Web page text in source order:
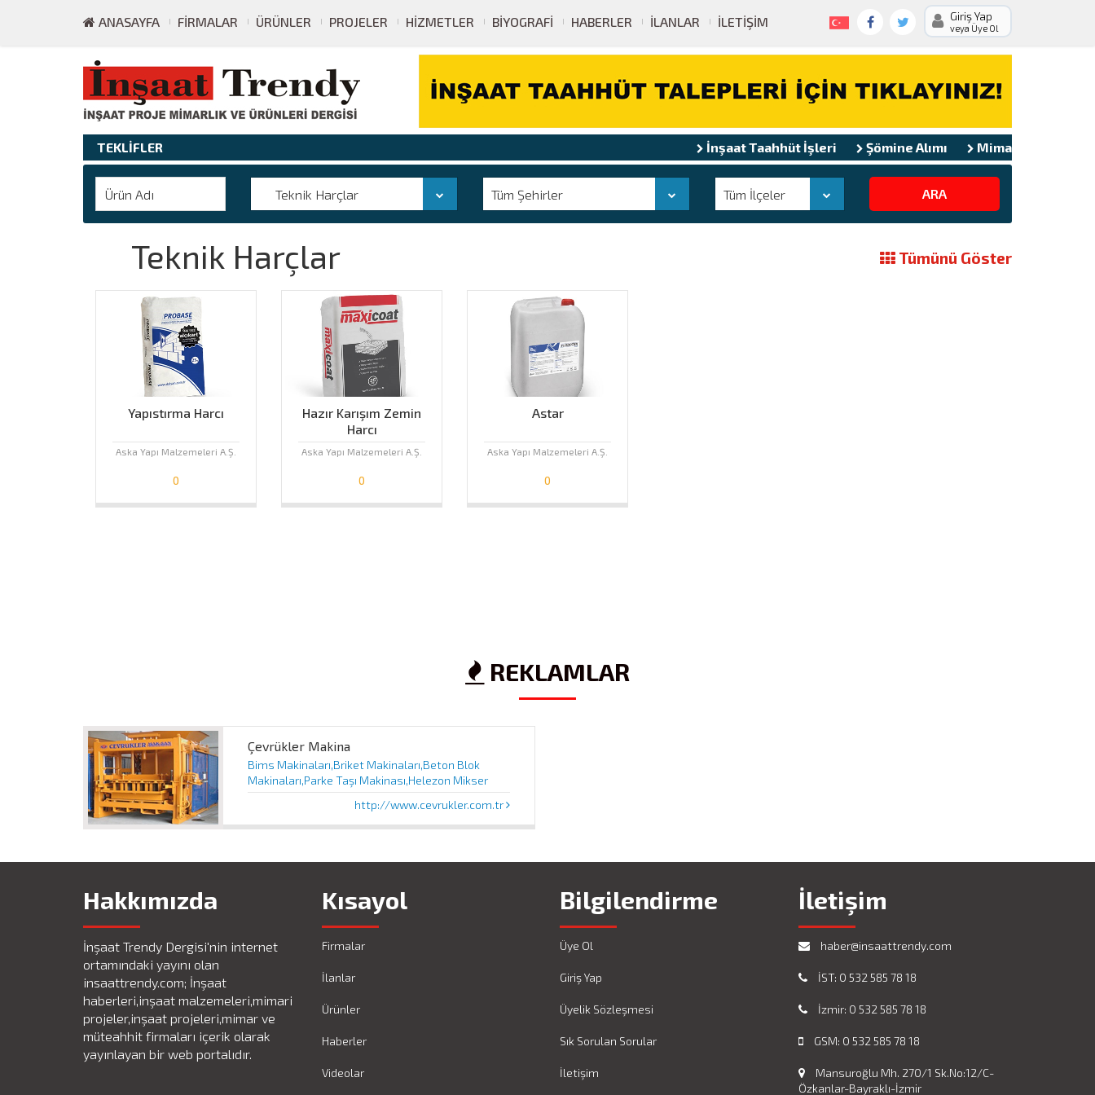
ANASAYFA FIRMALAR ÜRÜNLER PROJELER HIZMETLER BIYOGRAFI HABERLER İLANLAR İLETIŞIM Giriş Yap
veya Üye Ol
TEKLİFLER İnşaat Taahhüt İşleri Şömine Alımı Mimarlık Hizmet Alımı
Teknik Harçlar Tüm Şehirler Tüm İlçeler ARA
Teknik Harçlar Tümünü Göster
Yapıstırma Harcı
Aska Yapı Malzemeleri A.Ş.
0
Hazır Karışım Zemin
Harcı
Aska Yapı Malzemeleri A.Ş.
0
Astar
Aska Yapı Malzemeleri A.Ş.
0
REKLAMLAR
Çevrükler Makina
Bims Makinaları,Briket Makinaları,Beton Blok
Makinaları,Parke Taşı Makinası,Helezon Mikser
http://www.cevrukler.com.tr
Hakkımızda
İnşaat Trendy Dergisi'nin internet
ortamındaki yayını olan
insaattrendy.com; İnşaat
haberleri,inşaat malzemeleri,mimari
projeler,inşaat projeleri,mimar ve
müteahhit firmaları içerik olarak
yayınlayan bir web portalıdır.
Kısayol
Firmalar
İlanlar
Ürünler
Haberler
Videolar
Bilgilendirme
Üye Ol
Giriş Yap
Üyelik Sözleşmesi
Sık Sorulan Sorular
İletişim
İletişim
haber@insaattrendy.com
İST: 0 532 585 78 18
İzmir: 0 532 585 78 18
GSM: 0 532 585 78 18
Mansuroğlu Mh. 270/1 Sk.No:12/C-
Özkanlar-Bayraklı-İzmir